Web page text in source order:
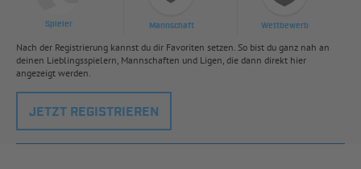
Spieler Mannschaft Wettbewerb
Nach der Registrierung kannst du dir Favoriten setzen. So bist du ganz nah an
deinen Lieblingsspielern, Mannschaften und Ligen, die dann direkt hier
angezeigt werden.
JETZT REGISTRIEREN